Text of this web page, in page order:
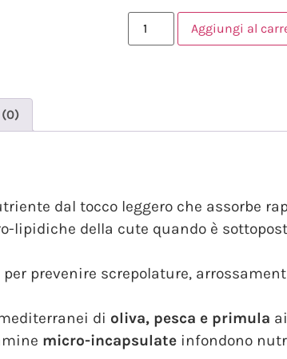
Aggiungi al
(0)
dal tocco leggero che assorbe
lipidiche della cute quando è
prevenire screpolature,
di oliva, pesca e primula
micro-incapsulate infondono